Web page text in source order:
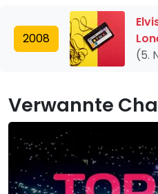
2008
(5.
Verwannte